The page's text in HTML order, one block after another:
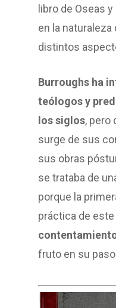
libro de Oseas
en la naturaleza
distintos
Burroughs ha
teólogos y
los siglos, pero
surge de sus
sus obras
se trataba de
porque la
práctica de este
fruto en su